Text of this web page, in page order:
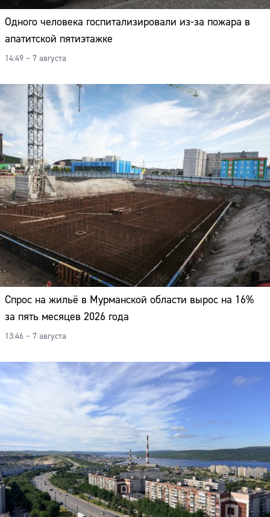
Одного человека госпитализировали из-за пожара в
апатитской пятиэтажке
14:49 – 7 августа
Спрос на жильё в Мурманской области вырос на 16%
за пять месяцев 2026 года
13:46 – 7 августа